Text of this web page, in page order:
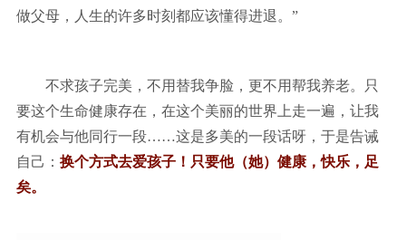
做父母，人生的许多时刻都应该懂得进退。”
不求孩子完美，不用替我争脸，更不用帮我养老。只
要这个生命健康存在，在这个美丽的世界上走一遍，让我
有机会与他同行一段……这是多美的一段话呀，于是告诫
自己： 换个方式去爱孩子！只要他（她）健康，快乐，足
矣。